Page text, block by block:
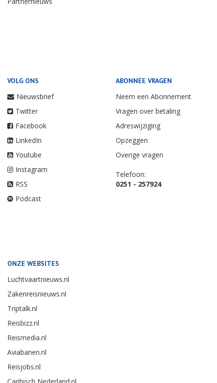
VOLG ONS
Nieuwsbrief
Twitter
Facebook
LinkedIn
Youtube
Instagram
RSS
Podcast
ABONNEE VRAGEN
Neem een Abonnement
Vragen over betaling
Adreswijziging
Opzeggen
Overige vragen
Telefoon:
0251 - 257924
ONZE WEBSITES
Luchtvaartnieuws.nl
Zakenreisnieuws.nl
Triptalk.nl
Reisbizz.nl
Reismedia.nl
Aviabanen.nl
Reisjobs.nl